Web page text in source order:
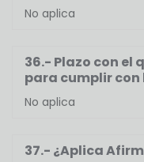
No aplica
36.- Plazo con el
para cumplir con
No aplica
37.- ¿Aplica